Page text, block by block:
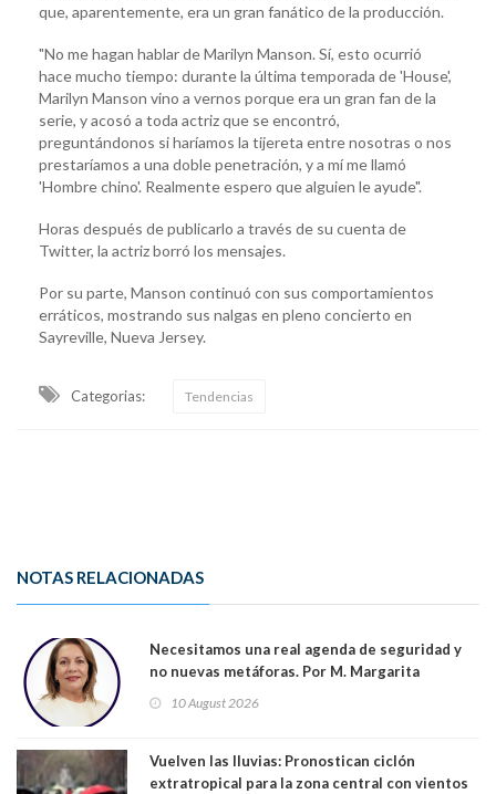
que, aparentemente, era un gran fanático de la producción.
"No me hagan hablar de Marilyn Manson. Sí, esto ocurrió
hace mucho tiempo: durante la última temporada de 'House',
Marilyn Manson vino a vernos porque era un gran fan de la
serie, y acosó a toda actriz que se encontró,
preguntándonos si haríamos la tijereta entre nosotras o nos
prestaríamos a una doble penetración, y a mí me llamó
'Hombre chino'. Realmente espero que alguien le ayude".
Horas después de publicarlo a través de su cuenta de
Twitter, la actriz borró los mensajes.
Por su parte, Manson continuó con sus comportamientos
erráticos, mostrando sus nalgas en pleno concierto en
Sayreville, Nueva Jersey.
Categorias: Tendencias
NOTAS RELACIONADAS
Necesitamos una real agenda de seguridad y
no nuevas metáforas. Por M. Margarita
10 August 2026
Vuelven las lluvias: Pronostican ciclón
extratropical para la zona central con vientos